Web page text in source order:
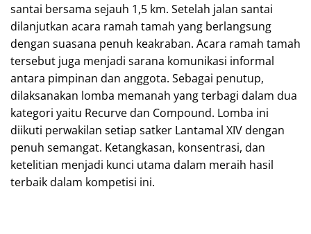
santai bersama sejauh 1,5 km. Setelah jalan santai
dilanjutkan acara ramah tamah yang berlangsung
dengan suasana penuh keakraban. Acara ramah tamah
tersebut juga menjadi sarana komunikasi informal
antara pimpinan dan anggota. Sebagai penutup,
dilaksanakan lomba memanah yang terbagi dalam dua
kategori yaitu Recurve dan Compound. Lomba ini
diikuti perwakilan setiap satker Lantamal XIV dengan
penuh semangat. Ketangkasan, konsentrasi, dan
ketelitian menjadi kunci utama dalam meraih hasil
terbaik dalam kompetisi ini.